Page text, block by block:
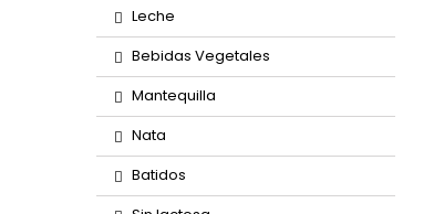
Leche
Bebidas Vegetales
Mantequilla
Nata
Batidos